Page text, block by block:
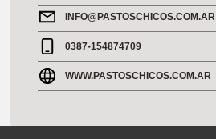
INFO@PASTOSCHICOS.COM.AR
0387-154874709
WWW.PASTOSCHICOS.COM.AR